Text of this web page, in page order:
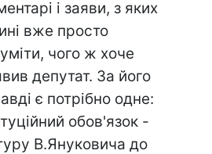
і заяви, з яких
вже просто
чого ж хоче
депутат. За його
є потрібно одне:
обов'язок -
В.Януковича до